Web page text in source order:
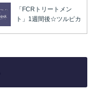
「FCRトリートメン
ト」1週間後☆ツルピカ